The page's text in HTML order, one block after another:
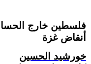
فلسطين خارج
أنقاض غزة
خورشيد الحسين